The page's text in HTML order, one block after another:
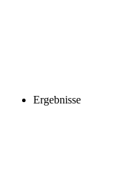
Ergebnisse